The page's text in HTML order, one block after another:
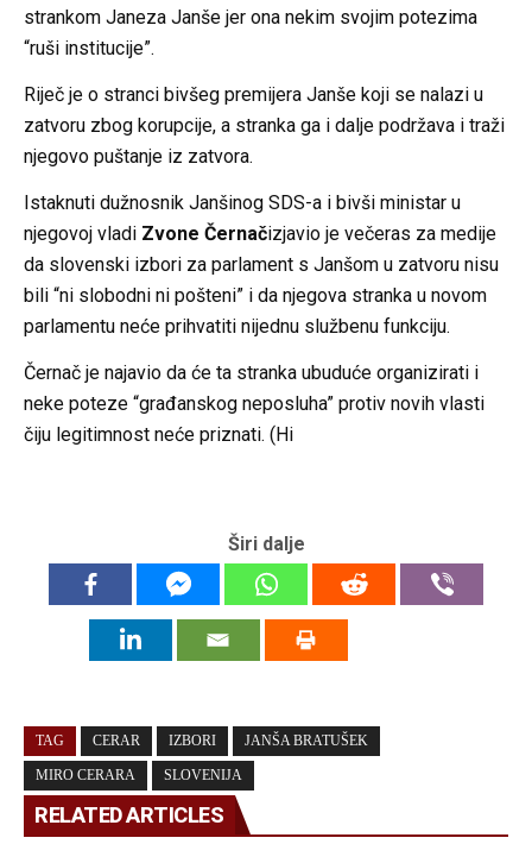
strankom Janeza Janše jer ona nekim svojim potezima
“ruši institucije”.
Riječ je o stranci bivšeg premijera Janše koji se nalazi u
zatvoru zbog korupcije, a stranka ga i dalje podržava i traži
njegovo puštanje iz zatvora.
Istaknuti dužnosnik Janšinog SDS-a i bivši ministar u
njegovoj vladi Zvone Černačizjavio je večeras za medije
da slovenski izbori za parlament s Janšom u zatvoru nisu
bili “ni slobodni ni pošteni” i da njegova stranka u novom
parlamentu neće prihvatiti nijednu službenu funkciju.
Černač je najavio da će ta stranka ubuduće organizirati i
neke poteze “građanskog neposluha” protiv novih vlasti
čiju legitimnost neće priznati. (Hi
Širi dalje
TAG CERAR IZBORI JANŠA BRATUŠEK
MIRO CERARA SLOVENIJA
RELATED ARTICLES